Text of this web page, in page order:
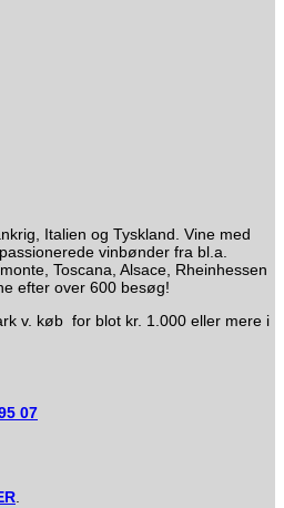
Italien og Tyskland. Vine med
vinbønder fra bl.a.
Toscana, Alsace, Rheinhessen
efter over 600 besøg!
v. køb for blot kr. 1.000 eller mere i
07
.